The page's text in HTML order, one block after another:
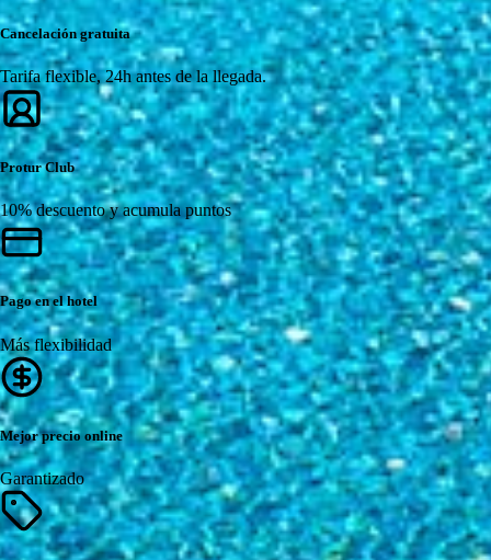
Cancelación gratuita
Tarifa flexible, 24h antes de la llegada.
Protur Club
10% descuento y acumula puntos
Pago en el hotel
Más flexibilidad
Mejor precio online
Garantizado